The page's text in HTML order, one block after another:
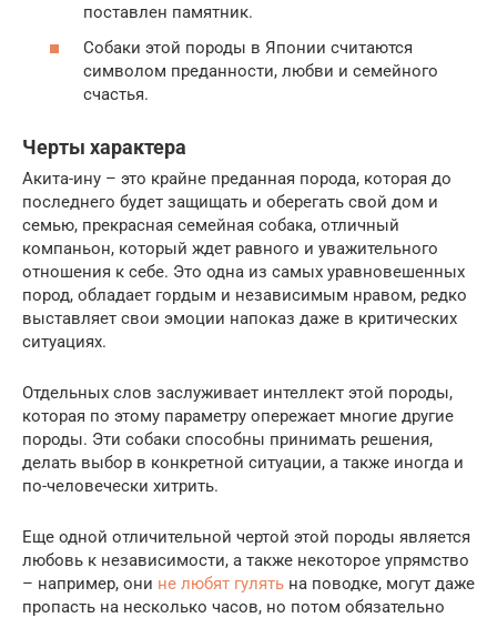
поставлен памятник.
Собаки этой породы в Японии считаются
символом преданности, любви и семейного
счастья.
Черты характера
Акита-ину – это крайне преданная порода, которая до
последнего будет защищать и оберегать свой дом и
семью, прекрасная семейная собака, отличный
компаньон, который ждет равного и уважительного
отношения к себе. Это одна из самых уравновешенных
пород, обладает гордым и независимым нравом, редко
выставляет свои эмоции напоказ даже в критических
ситуациях.
Отдельных слов заслуживает интеллект этой породы,
которая по этому параметру опережает многие другие
породы. Эти собаки способны принимать решения,
делать выбор в конкретной ситуации, а также иногда и
по-человечески хитрить.
Еще одной отличительной чертой этой породы является
любовь к независимости, а также некоторое упрямство
– например, они не любят гулять на поводке, могут даже
пропасть на несколько часов, но потом обязательно